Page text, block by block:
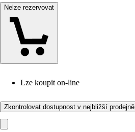
Nelze rezervovat
Lze koupit on-line
Zkontrolovat dostupnost v nejbližší prodejně